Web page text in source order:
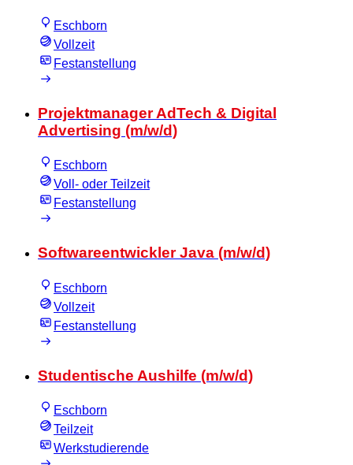
Eschborn
Vollzeit
Festanstellung
Projektmanager AdTech & Digital
Advertising (m/w/d)
Eschborn
Voll- oder Teilzeit
Festanstellung
Softwareentwickler Java (m/w/d)
Eschborn
Vollzeit
Festanstellung
Studentische Aushilfe (m/w/d)
Eschborn
Teilzeit
Werkstudierende